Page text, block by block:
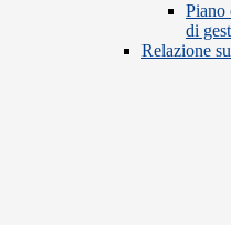
Piano
di
Relazione